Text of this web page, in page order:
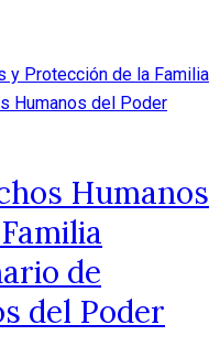
Humanos
de
del Poder